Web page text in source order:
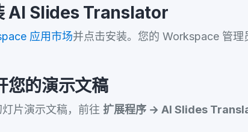
AI Slides Translator
应用市场并点击安装。您的 Workspace 管理
您的演示文稿
片演示文稿，前往 扩展程序 → AI Slides